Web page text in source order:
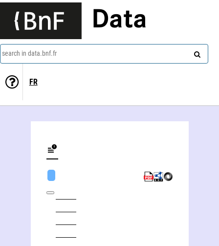
Data
search in data.bnf.fr
FR